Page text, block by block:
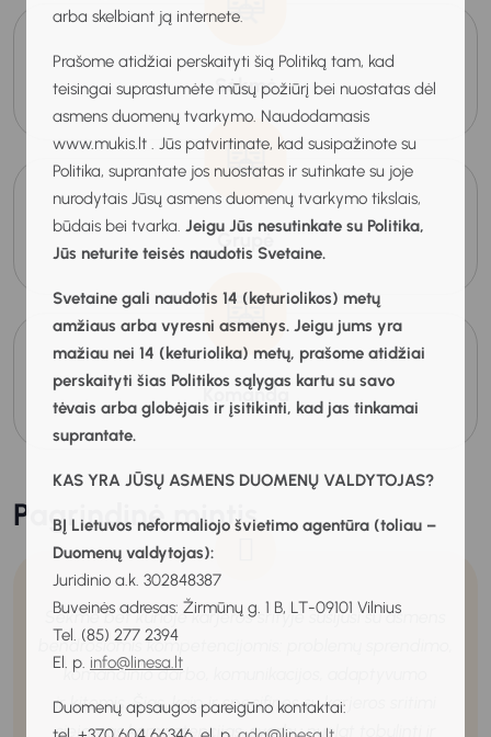
arba skelbiant ją internete.
Prašome atidžiai perskaityti šią Politiką tam, kad
teisingai suprastumėte mūsų požiūrį bei nuostatas dėl
asmens duomenų tvarkymo. Naudodamasis
www.mukis.lt . Jūs patvirtinate, kad susipažinote su
Politika, suprantate jos nuostatas ir sutinkate su joje
nurodytais Jūsų asmens duomenų tvarkymo tikslais,
būdais bei tvarka. Jeigu Jūs nesutinkate su Politika,
Jūs neturite teisės naudotis Svetaine.
Svetaine gali naudotis 14 (keturiolikos) metų
amžiaus arba vyresni asmenys. Jeigu jums yra
mažiau nei 14 (keturiolika) metų, prašome atidžiai
perskaityti šias Politikos sąlygas kartu su savo
tėvais arba globėjais ir įsitikinti, kad jas tinkamai
suprantate.
KAS YRA JŪSŲ ASMENS DUOMENŲ VALDYTOJAS?
BĮ Lietuvos neformaliojo švietimo agentūra (toliau –
Duomenų valdytojas):
Juridinio a.k. 302848387
Buveinės adresas: Žirmūnų g. 1 B, LT-09101 Vilnius
Tel. (85) 277 2394
El. p. info@linesa.lt
Duomenų apsaugos pareigūno kontaktai:
Sėkmė
Grupė
Komanda
Pagrindinė mintis
Sėkmė bet kurioje karjeros srityje susijusi su asmens
bendrosiomis kompetencijomis: problemų sprendimo,
komandinio darbo, komunikacijos, adaptyvumo
ir kitomis. Šias, kaip ir specifines su karjeros sritimi
siejamas kompetencijas, svarbu nuolat tobulinti ir